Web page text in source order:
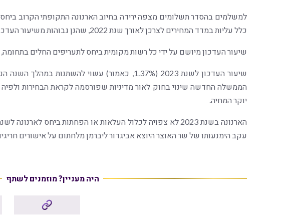
כלל עליות במדד המחירים לצרכן לאורך שנת 2022, שהנן גבוהות משיעור העדכון שנקבע לשנת 2023.
שיעור העדכון מיושם על ידי כל רשות מקומית ביחס לתעריפים החלים
שיעור העדכון לשנת 2023 (1.37%, כאמור) עשוי
הממשלה החדשה שינוי בחוק לאור מדיניות שפורסמה לקראת הבחירות
יוקר המחיה.
עקב הימנעותו של שר האוצר היוצא אביגדור ליברמן מלחתום על אישורים
היה מעניין? מוזמנים לשתף